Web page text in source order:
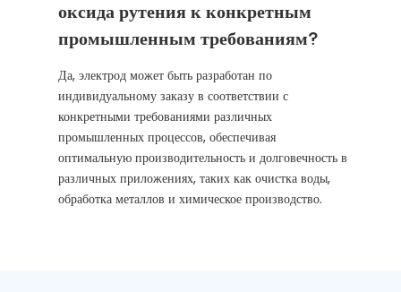
оксида рутения к конкретным
промышленным требованиям?
Да, электрод может быть разработан по
индивидуальному заказу в соответствии с
конкретными требованиями различных
промышленных процессов, обеспечивая
оптимальную производительность и долговечность в
различных приложениях, таких как очистка воды,
обработка металлов и химическое производство.